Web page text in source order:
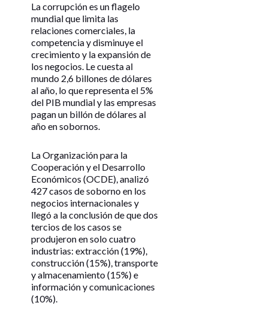
La corrupción es un flagelo
mundial que limita las
relaciones comerciales, la
competencia y disminuye el
crecimiento y la expansión de
los negocios. Le cuesta al
mundo 2,6 billones de dólares
al año, lo que representa el 5%
del PIB mundial y las empresas
pagan un billón de dólares al
año en sobornos.
La Organización para la
Cooperación y el Desarrollo
Económicos (OCDE), analizó
427 casos de soborno en los
negocios internacionales y
llegó a la conclusión de que dos
tercios de los casos se
produjeron en solo cuatro
industrias: extracción (19%),
construcción (15%), transporte
y almacenamiento (15%) e
información y comunicaciones
(10%).